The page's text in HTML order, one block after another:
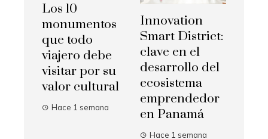
Los 10
monumentos
que todo
viajero debe
visitar por su
valor cultural
Hace 1 semana
Innovation
Smart District:
clave en el
desarrollo del
ecosistema
emprendedor
en Panamá
Hace 1 semana